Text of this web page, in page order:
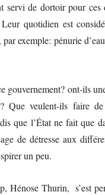
de dortoir pour ces
quotidien est
exemple: pénurie
gouvernement? ont-ils
Que veulent-ils faire
que l’État ne fait que
de détresse aux
un peu.
Hénose Thurin, s’est